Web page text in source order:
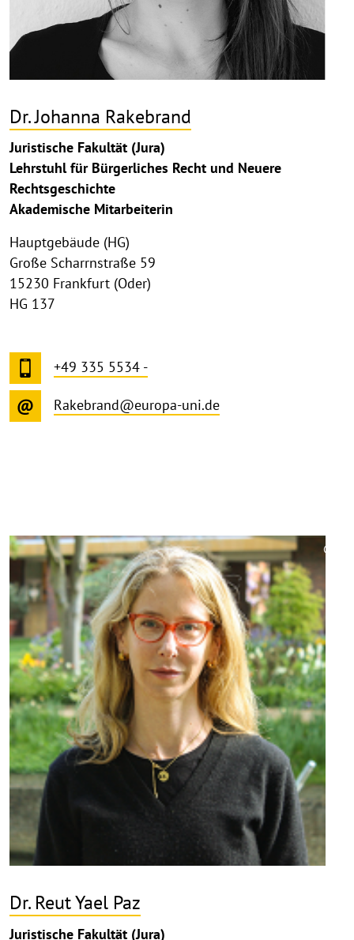
Dr. Johanna Rakebrand
Juristische Fakultät (Jura)
Lehrstuhl für Bürgerliches Recht und Neuere
Rechtsgeschichte
Akademische Mitarbeiterin
Hauptgebäude (HG)
Große Scharrnstraße 59
15230 Frankfurt (Oder)
HG 137
+49 335 5534 -
Rakebrand@europa-uni.de
©
Dr. Reut Yael Paz
Juristische Fakultät (Jura)